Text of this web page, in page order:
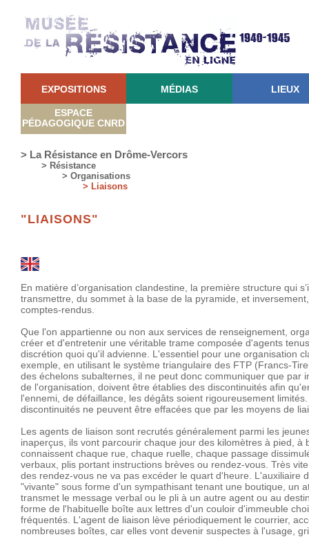
EXPOSITIONS MÉDIAS LIEUX
ESPACE
PÉDAGOGIQUE CNRD
> La Résistance en Drôme-Vercors
> Résistance
> Organisations
> Liaisons
"LIAISONS"
En matière d’organisation clandestine, la première structure qui
transmettre, du sommet à la base de la pyramide, et
comptes-rendus.
Que l'on appartienne ou non aux services de renseignement,
créer et d'entretenir une véritable trame composée d'agents
discrétion quoi qu'il advienne. L'essentiel pour une organisation
exemple, en utilisant le système triangulaire des FTP (Francs-
des échelons subalternes, il ne peut donc communiquer que par
de l'organisation, doivent être établies des discontinuités afin
l'ennemi, de défaillance, les dégâts soient rigoureusement
discontinuités ne peuvent être effacées que par les moyens de
Les agents de liaison sont recrutés généralement parmi les
inaperçus, ils vont parcourir chaque jour des kilomètres à pied,
connaissent chaque rue, chaque ruelle, chaque passage
verbaux, plis portant instructions brèves ou rendez-vous. Très
des rendez-vous ne va pas excéder le quart d'heure. L'auxiliaire
"vivante" sous forme d'un sympathisant tenant une boutique, un
transmet le message verbal ou le pli à un autre agent ou au
forme de l'habituelle boîte aux lettres d'un couloir d'immeuble
fréquentés. L'agent de liaison lève périodiquement le courrier,
nombreuses boîtes, car elles vont devenir suspectes à l'usage,